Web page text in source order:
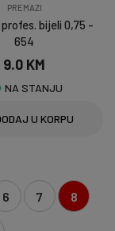
PREMAZI
profes. bijeli 0,75 -
654
9.0 KM
NA STANJU
U KORPU
6 7 8